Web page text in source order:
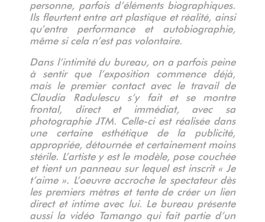
personne, parfois d’éléments biographiques.
Ils fleurtent entre art plastique et réalité, ainsi
qu’entre performance et autobiographie,
même si cela n’est pas volontaire.
Dans l’intimité du bureau, on a parfois peine
à sentir que l’exposition commence déjà,
mais le premier contact avec le travail de
Claudia Radulescu s’y fait et se montre
frontal, direct et immédiat, avec sa
photographie JTM. Celle-ci est réalisée dans
une certaine esthétique de la publicité,
appropriée, détournée et certainement moins
stérile. L’artiste y est le modèle, pose couchée
et tient un panneau sur lequel est inscrit « Je
t’aime ». L’oeuvre accroche le spectateur dès
les premiers mètres et tente de créer un lien
direct et intime avec lui. Le bureau présente
aussi la vidéo Tamango qui fait partie d’un